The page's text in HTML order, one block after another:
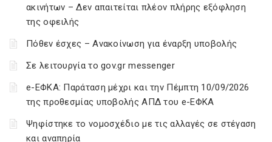
ακινήτων – Δεν απαιτείται πλέον πλήρης εξόφληση
της οφειλής
Πόθεν έσχες – Ανακοίνωση για έναρξη υποβολής
Σε λειτουργία το gov.gr messenger
e-ΕΦΚΑ: Παράταση μέχρι και την Πέμπτη 10/09/2026
της προθεσμίας υποβολής ΑΠΔ του e-ΕΦΚΑ
Ψηφίστηκε το νομοσχέδιο με τις αλλαγές σε στέγαση
και αναπηρία